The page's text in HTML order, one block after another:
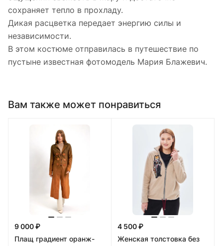
сохраняет тепло в прохладу.
Дикая расцветка передает энергию силы и
независимости.
В этом костюме отправилась в путешествие по
пустыне известная фотомодель Мария Блажевич.
Вам также может понравиться
9 000 ₽
Плащ градиент оранж-
4 500 ₽
Женская толстовка без